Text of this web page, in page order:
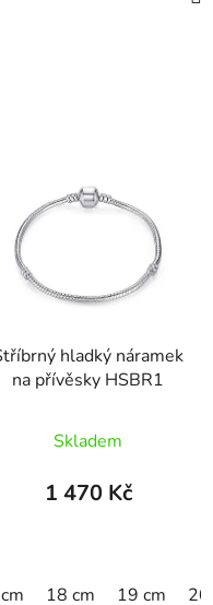
hladký náramek
na přívěsky HSBR1
hodnocení
produktu
5
Skladem
1 470 Kč
18 cm 19 cm 20